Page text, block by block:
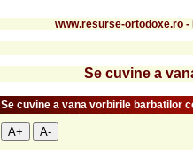
www.resurse-ortodoxe.ro
Se cuvine a
Se cuvine a vana vorbirile barbatilor
A+ A-